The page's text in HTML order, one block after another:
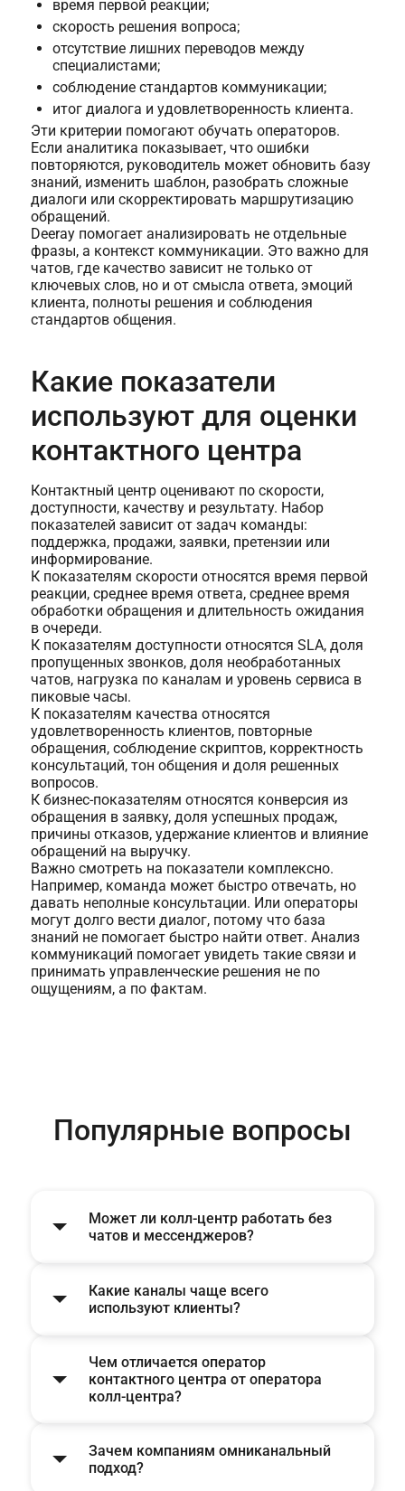
время первой реакции;
скорость решения вопроса;
отсутствие лишних переводов между
специалистами;
соблюдение стандартов коммуникации;
итог диалога и удовлетворенность клиента.
Эти критерии помогают обучать операторов.
Если аналитика показывает, что ошибки
повторяются, руководитель может обновить базу
знаний, изменить шаблон, разобрать сложные
диалоги или скорректировать маршрутизацию
обращений.
Deeray помогает анализировать не отдельные
фразы, а контекст коммуникации. Это важно для
чатов, где качество зависит не только от
ключевых слов, но и от смысла ответа, эмоций
клиента, полноты решения и соблюдения
стандартов общения.
Какие показатели
используют для оценки
контактного центра
Контактный центр оценивают по скорости,
доступности, качеству и результату. Набор
показателей зависит от задач команды:
поддержка, продажи, заявки, претензии или
информирование.
К показателям скорости относятся время первой
реакции, среднее время ответа, среднее время
обработки обращения и длительность ожидания
в очереди.
К показателям доступности относятся SLA, доля
пропущенных звонков, доля необработанных
чатов, нагрузка по каналам и уровень сервиса в
пиковые часы.
К показателям качества относятся
удовлетворенность клиентов, повторные
обращения, соблюдение скриптов, корректность
консультаций, тон общения и доля решенных
вопросов.
К бизнес-показателям относятся конверсия из
обращения в заявку, доля успешных продаж,
причины отказов, удержание клиентов и влияние
обращений на выручку.
Важно смотреть на показатели комплексно.
Например, команда может быстро отвечать, но
давать неполные консультации. Или операторы
могут долго вести диалог, потому что база
знаний не помогает быстро найти ответ. Анализ
коммуникаций помогает увидеть такие связи и
принимать управленческие решения не по
ощущениям, а по фактам.
Популярные вопросы
Может ли колл-центр работать без
чатов и мессенджеров?
Какие каналы чаще всего
используют клиенты?
Чем отличается оператор
контактного центра от оператора
колл-центра?
Зачем компаниям омниканальный
подход?